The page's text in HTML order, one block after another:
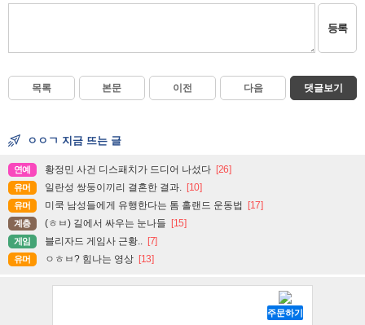
등록
목록 본문 이전 다음 댓글보기
ㅇㅇㄱ 지금 뜨는 글
연예 황정민 사건 디스패치가 드디어 나섰다 [26]
유머 일란성 쌍둥이끼리 결혼한 결과. [10]
유머 미쿡 남성들에게 유행한다는 톰 홀랜드 운동법 [17]
계층 (ㅎㅂ) 길에서 싸우는 눈나들 [15]
게임 블리자드 게임사 근황.. [7]
유머 ㅇㅎㅂ? 힘나는 영상 [13]